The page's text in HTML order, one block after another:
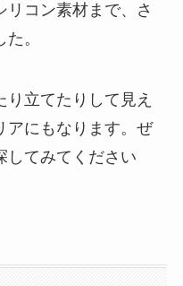
リコン素材まで、さ
。
立てたりして見え
アにもなります。ぜ
してみてください